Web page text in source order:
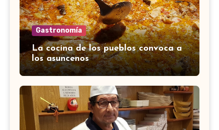
Gastronomía
La cocina de los pueblos convoca a
los asuncenos